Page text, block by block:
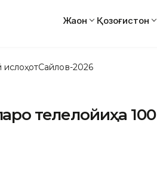
Жаҳон Қозоғистон
ислоҳотСайлов-2026
телелойиҳа 100